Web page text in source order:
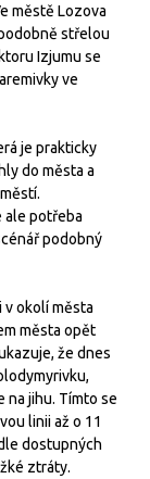
městě Lozova
střelou
Izjumu se
ve
je prakticky
do města a
ale potřeba
podobný
v okolí města
města opět
že dnes
na jihu. Tímto se
linii až o 11
dostupných
ztráty.